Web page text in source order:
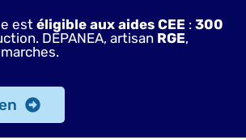
est éligible aux aides CEE : 300
DEPANEA, artisan RGE,